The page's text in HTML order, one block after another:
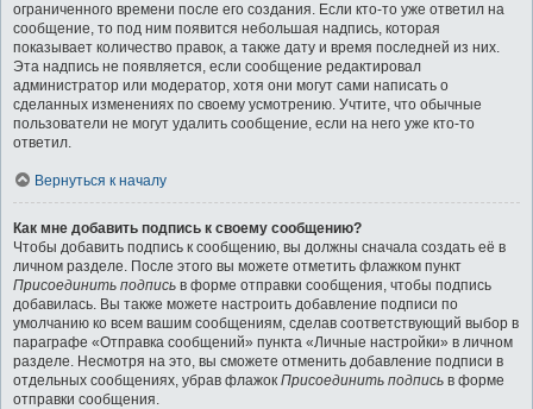
ограниченного времени после его создания. Если кто-то уже ответил на
сообщение, то под ним появится небольшая надпись, которая
показывает количество правок, а также дату и время последней из них.
Эта надпись не появляется, если сообщение редактировал
администратор или модератор, хотя они могут сами написать о
сделанных изменениях по своему усмотрению. Учтите, что обычные
пользователи не могут удалить сообщение, если на него уже кто-то
ответил.
Вернуться к началу
Как мне добавить подпись к своему сообщению?
Чтобы добавить подпись к сообщению, вы должны сначала создать её в
личном разделе. После этого вы можете отметить флажком пункт
Присоединить подпись в форме отправки сообщения, чтобы подпись
добавилась. Вы также можете настроить добавление подписи по
умолчанию ко всем вашим сообщениям, сделав соответствующий выбор в
параграфе «Отправка сообщений» пункта «Личные настройки» в личном
разделе. Несмотря на это, вы сможете отменить добавление подписи в
отдельных сообщениях, убрав флажок Присоединить подпись в форме
отправки сообщения.